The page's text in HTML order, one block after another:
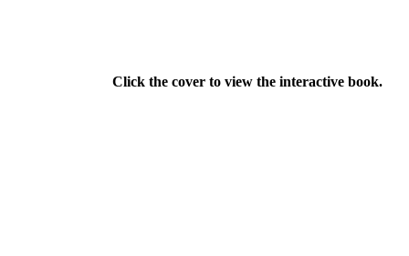
Click the cover to view the interactive book.